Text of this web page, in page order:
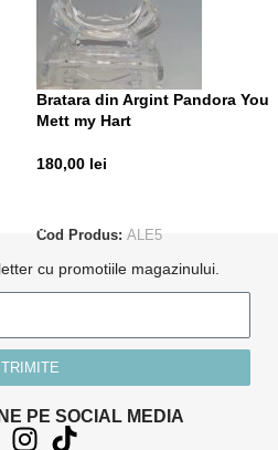
Bratara din Argint Pandora You
Mett my Hart
180,00 lei
Cod Produs: ALE5
cu promotiile magazinului.
TRIMITE
PE SOCIAL MEDIA